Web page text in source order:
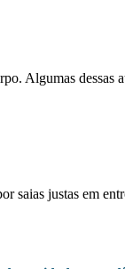
Algumas dessas
justas em